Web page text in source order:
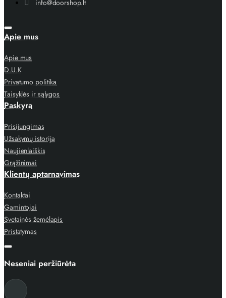
info@doorshop.lt
Apie mus
Apie mus
D.U.K
Privatumo politika
Taisyklės ir sąlygos
Paskyra
Prisijungimas
Užsakymų istorija
Naujienlaiškis
Grąžinimai
Klientų aptarnavimas
Kontaktai
Gamintojai
Svetainės žemėlapis
Pristatymas
Neseniai peržiūrėta